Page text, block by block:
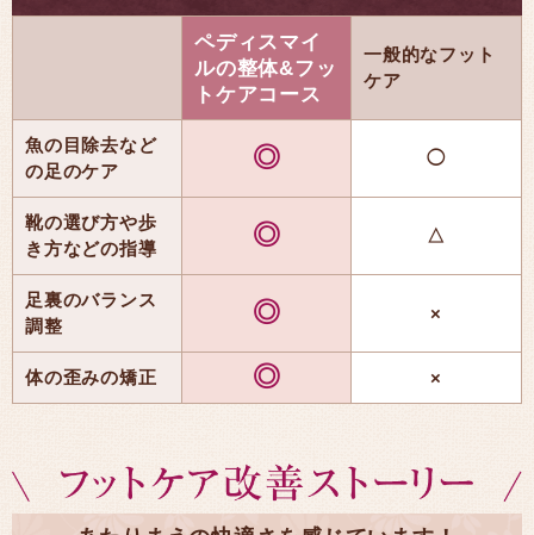
ペディスマイ
ルの整体&フッ
トケアコース
一般的なフット
ケア
魚の目除去など
の足のケア
◎ ◯
靴の選び方や歩
き方などの指導
◎ △
足裏のバランス
調整
◎ ×
体の歪みの矯正 ◎ ×